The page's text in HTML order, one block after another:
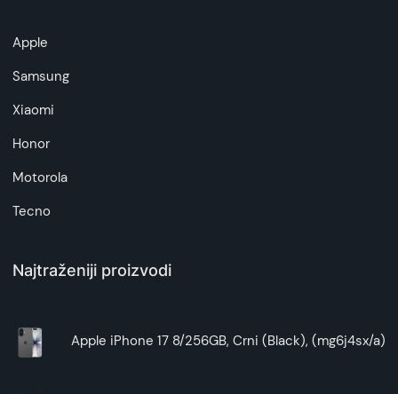
Apple
Samsung
Xiaomi
Honor
Motorola
Tecno
Najtraženiji proizvodi
Apple iPhone 17 8/256GB, Crni (Black), (mg6j4sx/a)